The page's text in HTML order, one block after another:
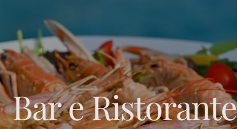
Bar e Ristorante